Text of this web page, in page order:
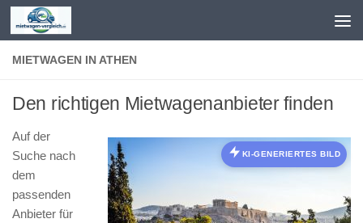
Zum Inhalt springen
MIETWAGEN IN ATHEN
Den richtigen Mietwagenanbieter finden
KI-GENERIERTES BILD
Auf der
Suche nach
dem
passenden
Anbieter für